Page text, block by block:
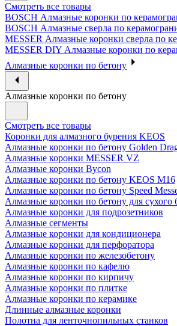
Смотреть все товары
BOSCH Алмазные коронки по
BOSCH Алмазные сверла по
MESSER Алмазные коронки сверла по
MESSER DIY Алмазные коронки по
Алмазные коронки по бетону
Алмазные коронки по бетону
Смотреть все товары
Коронки для алмазного бурения KEOS
Алмазные коронки по бетону Golden
Алмазные коронки MESSER VZ
Алмазные коронки Bycon
Алмазные коронки по бетону KEOS M16
Алмазные коронки по бетону Speed
Алмазные коронки по бетону для сухого
Алмазные коронки для подрозетников
Алмазные сегменты
Алмазные коронки для кондиционера
Алмазные коронки для перфоратора
Алмазные коронки по железобетону
Алмазные коронки по кафелю
Алмазные коронки по кирпичу
Алмазные коронки по плитке
Алмазные коронки по керамике
Длинные алмазные коронки
Полотна для ленточнопильных станков